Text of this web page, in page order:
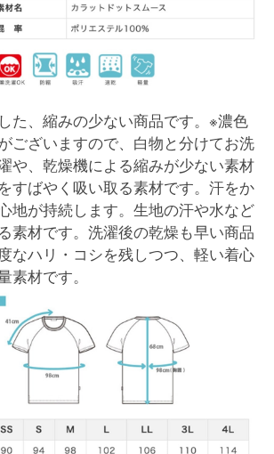
た、縮みの少ない商品です。※濃色
ございますので、白物と分けてお洗
や、乾燥機による縮みが少ない素材
すばやく吸い取る素材です。汗をか
地が持続します。生地の汗や水など
素材です。洗濯後の乾燥も早い商品
なハリ・コシを残しつつ、軽い着心
素材です。